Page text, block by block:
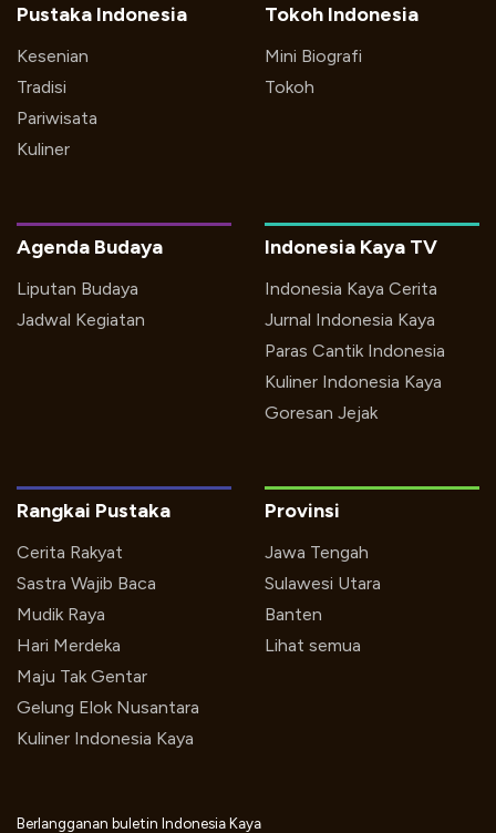
Pustaka Indonesia
Kesenian
Tradisi
Pariwisata
Kuliner
Tokoh Indonesia
Mini Biografi
Tokoh
Indonesia Kaya TV
Indonesia Kaya Cerita
Jurnal Indonesia Kaya
Paras Cantik Indonesia
Kuliner Indonesia Kaya
Goresan Jejak
Agenda Budaya
Liputan Budaya
Jadwal Kegiatan
Rangkai Pustaka
Cerita Rakyat
Sastra Wajib Baca
Mudik Raya
Hari Merdeka
Maju Tak Gentar
Gelung Elok Nusantara
Kuliner Indonesia Kaya
Provinsi
Jawa Tengah
Sulawesi Utara
Banten
Lihat semua
Berlangganan buletin Indonesia Kaya